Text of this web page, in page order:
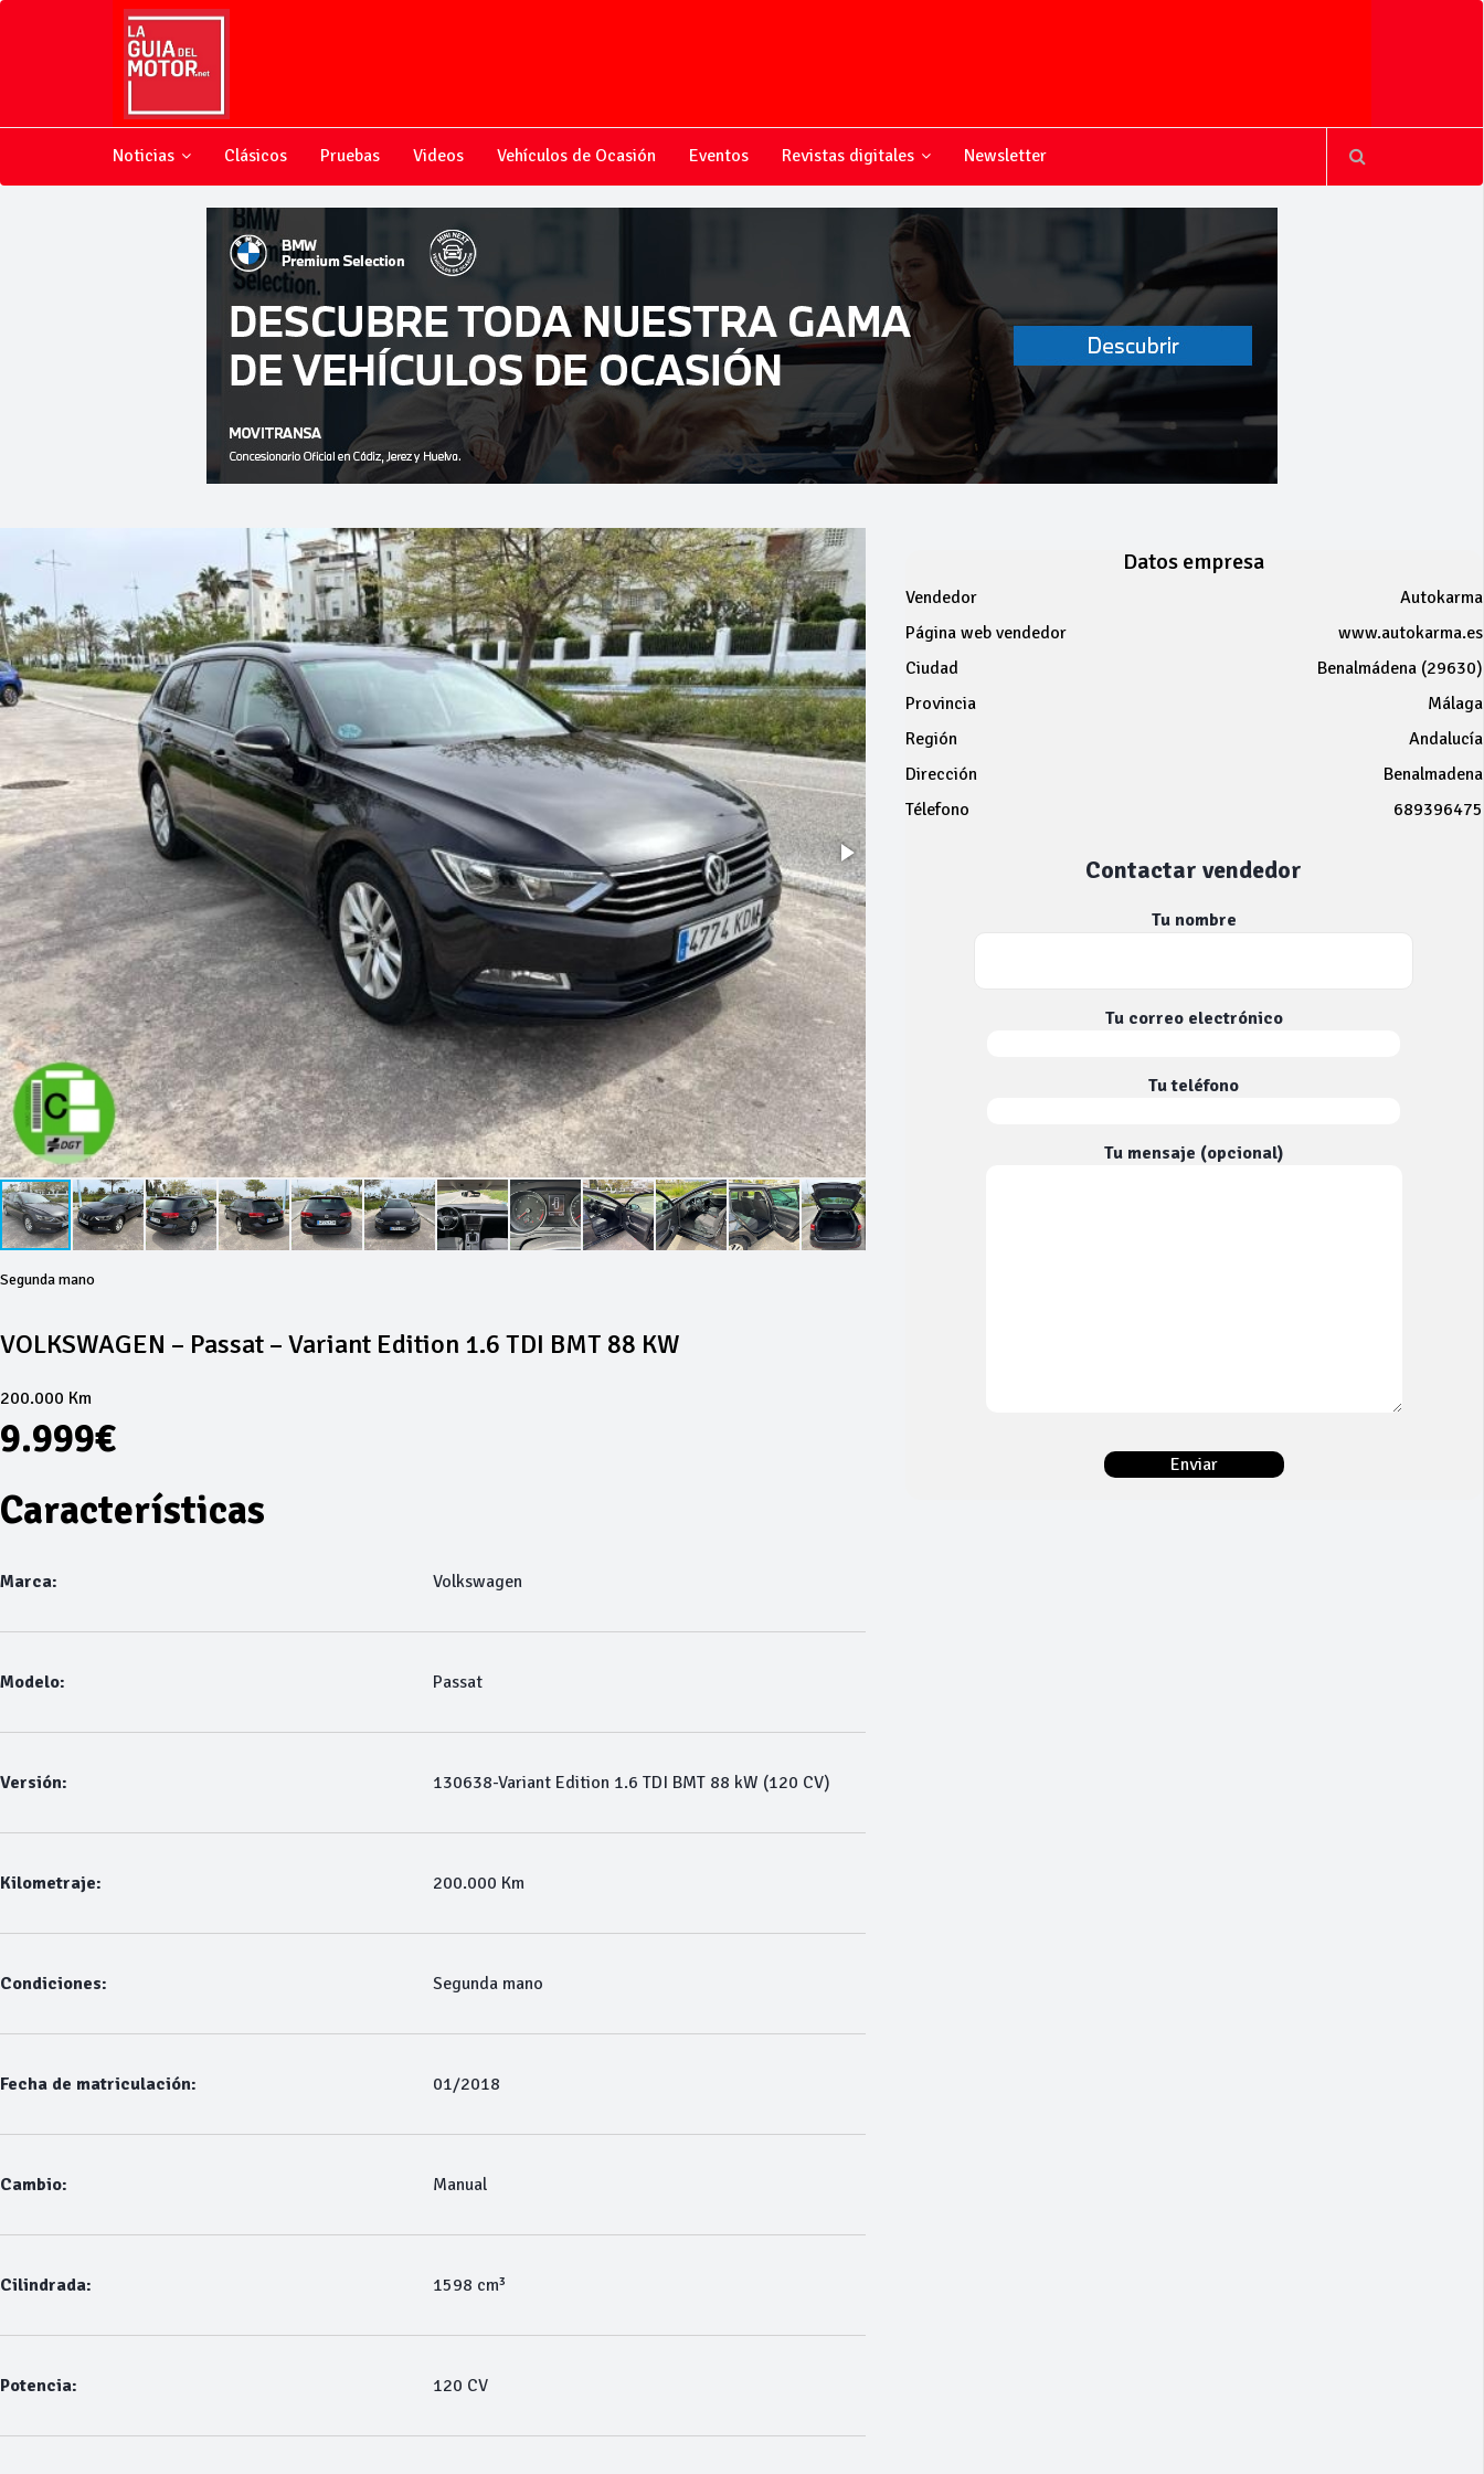
Noticias Clásicos Pruebas Videos Vehículos de Ocasión Eventos Revistas digitales Newsletter
Segunda mano
VOLKSWAGEN – Passat – Variant Edition 1.6 TDI BMT 88 KW
200.000 Km
9.999€
Características
Marca: Volkswagen
Modelo: Passat
Versión: 130638-Variant Edition 1.6 TDI BMT 88 kW (120 CV)
Kilometraje: 200.000 Km
Condiciones: Segunda mano
Fecha de matriculación: 01/2018
Cambio: Manual
Cilindrada: 1598 cm³
Potencia: 120 CV
Datos empresa
Vendedor
Autokarma
Página web vendedor
www.autokarma.es
Ciudad
Benalmádena (29630)
Provincia
Málaga
Región
Andalucía
Dirección
Benalmadena
Télefono
689396475
Contactar vendedor
Tu nombre
Tu correo electrónico
Tu teléfono
Tu mensaje (opcional)